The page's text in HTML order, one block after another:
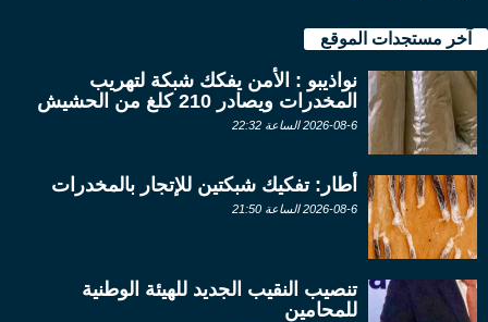
آخر مستجدات الموقع
نواذيبو : الأمن يفكك شبكة لتهريب
المخدرات ويصادر 210 كلغ من الحشيش
2026-08-6 الساعة 22:32
أطار: تفكيك شبكتين للإتجار بالمخدرات
2026-08-6 الساعة 21:50
تنصيب النقيب الجديد للهيئة الوطنية
للمحامين